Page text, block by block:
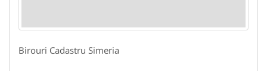
Birouri Cadastru Simeria